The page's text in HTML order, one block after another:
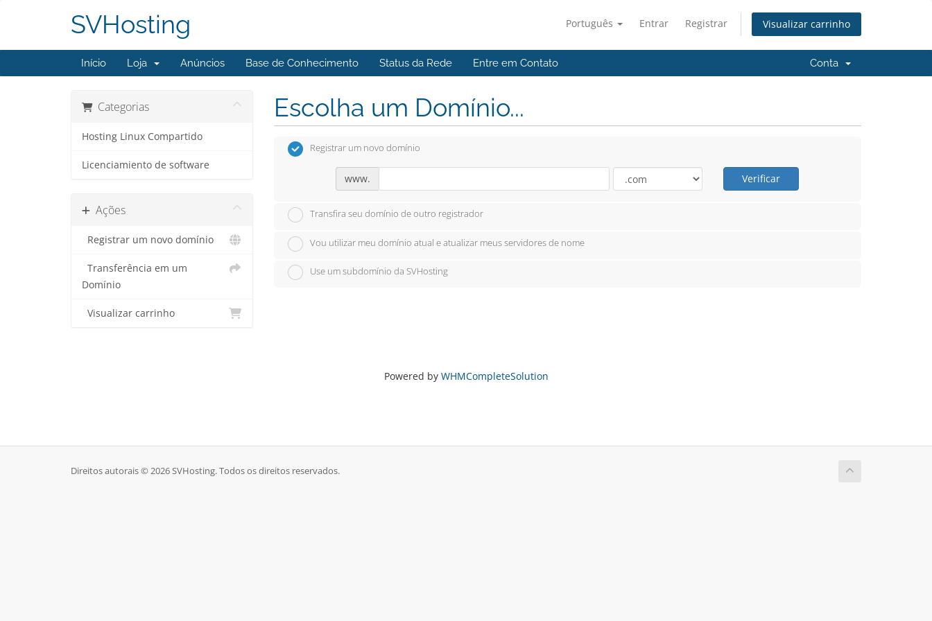
Português Entrar Registrar Visualizar carrinho
SVHosting
Início Loja Anúncios Base de Conhecimento Status da Rede Entre em Contato Conta
Categorias
Hosting Linux Compartido
Licenciamiento de software
Ações
Registrar um novo domínio
Transferência em um
Domínio
Visualizar carrinho
Escolha um Domínio...
Registrar um novo domínio
www. Verificar
Transfira seu domínio de outro registrador
Vou utilizar meu domínio atual e atualizar meus servidores de nome
Use um subdomínio da SVHosting
Powered by WHMCompleteSolution
Direitos autorais © 2026 SVHosting. Todos os direitos reservados.